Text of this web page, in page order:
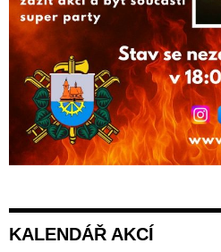
KALENDÁŘ AKCÍ